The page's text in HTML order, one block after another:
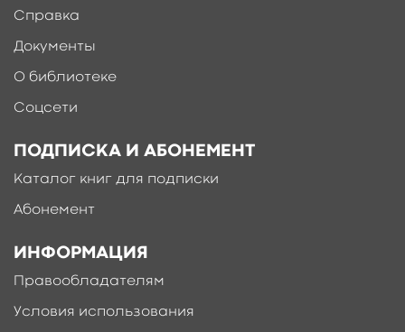
Справка
Документы
О библиотеке
Соцсети
ПОДПИСКА И АБОНЕМЕНТ
Каталог книг для подписки
Абонемент
ИНФОРМАЦИЯ
Правообладателям
Условия использования